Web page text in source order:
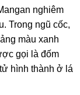
nghiêm
Trong ngũ cốc,
màu xanh
gọi là đốm
hình thành ở lá